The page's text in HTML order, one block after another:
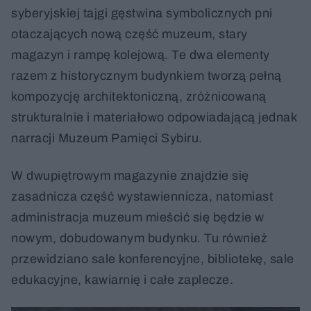
syberyjskiej tajgi gęstwina symbolicznych pni
otaczających nową część muzeum, stary
magazyn i rampę kolejową. Te dwa elementy
razem z historycznym budynkiem tworzą pełną
kompozycję architektoniczną, zróżnicowaną
strukturalnie i materiałowo odpowiadającą jednak
narracji Muzeum Pamięci Sybiru.
W dwupiętrowym magazynie znajdzie się
zasadnicza część wystawiennicza, natomiast
administracja muzeum mieścić się będzie w
nowym, dobudowanym budynku. Tu również
przewidziano sale konferencyjne, bibliotekę, sale
edukacyjne, kawiarnię i całe zaplecze.